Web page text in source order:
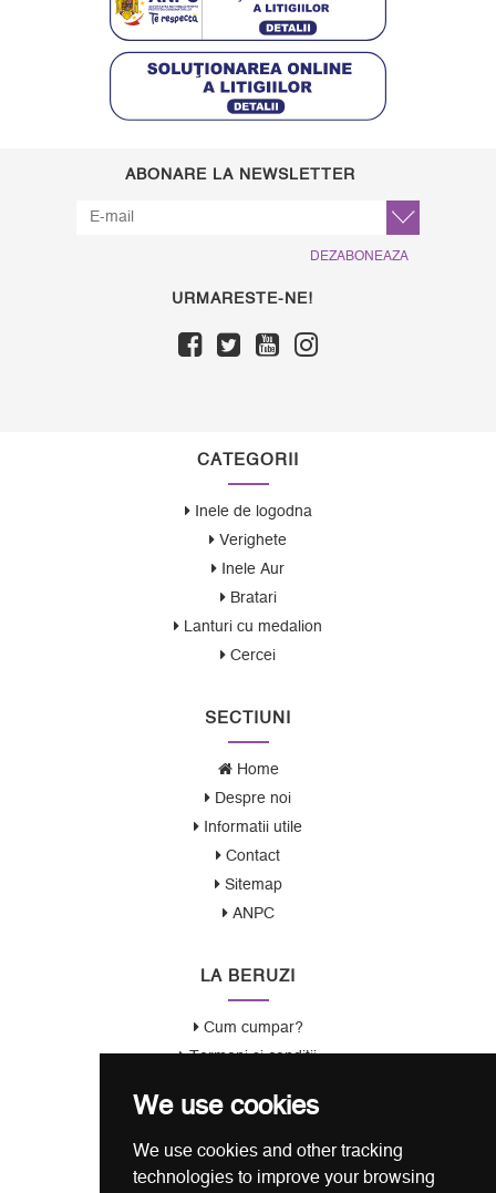
We use cookies
We use cookies and other tracking
technologies to improve your browsing
ABONARE LA NEWSLETTER
DEZABONEAZA
URMARESTE-NE!
CATEGORII
Inele de logodna
Verighete
Inele Aur
Bratari
Lanturi cu medalion
Cercei
SECTIUNI
Home
Despre noi
Informatii utile
Contact
Sitemap
ANPC
LA BERUZI
Cum cumpar?
Termeni si conditii
Politica de Confidentialitate
Politica de Cookie
ANSPDCP